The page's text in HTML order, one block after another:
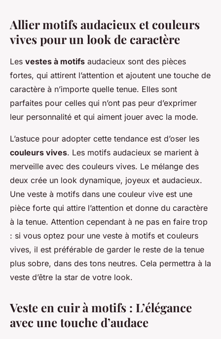
Allier motifs audacieux et couleurs
vives pour un look de caractère
Les vestes à motifs audacieux sont des pièces
fortes, qui attirent l’attention et ajoutent une touche de
caractère à n’importe quelle tenue. Elles sont
parfaites pour celles qui n’ont pas peur d’exprimer
leur personnalité et qui aiment jouer avec la mode.
L’astuce pour adopter cette tendance est d’oser les
couleurs vives. Les motifs audacieux se marient à
merveille avec des couleurs vives. Le mélange des
deux crée un look dynamique, joyeux et audacieux.
Une veste à motifs dans une couleur vive est une
pièce forte qui attire l’attention et donne du caractère
à la tenue. Attention cependant à ne pas en faire trop
: si vous optez pour une veste à motifs et couleurs
vives, il est préférable de garder le reste de la tenue
plus sobre, dans des tons neutres. Cela permettra à la
veste d’être la star de votre look.
Veste en cuir à motifs : L’élégance
avec une touche d’audace